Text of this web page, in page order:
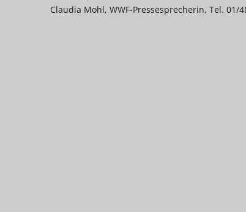
Claudia Mohl, WWF-Pressesprecherin, Tel. 01/